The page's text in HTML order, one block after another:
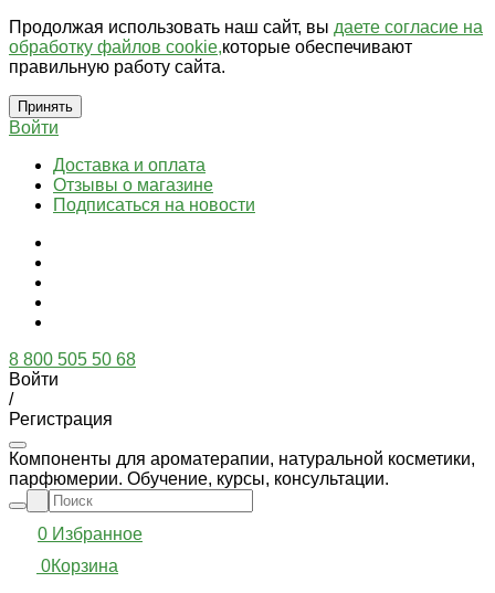
Продолжая использовать наш сайт, вы даете согласие на
обработку файлов cookie,которые обеспечивают
правильную работу сайта.
Принять
Войти
Доставка и оплата
Отзывы о магазине
Подписаться на новости
8 800 505 50 68
Войти
/
Регистрация
Компоненты для ароматерапии, натуральной косметики,
парфюмерии. Обучение, курсы, консультации.
0 Избранное
0Корзина